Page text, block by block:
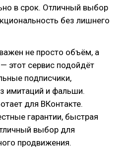
в срок. Отличный выбор
без лишнего
не просто объём, а
этот сервис подойдёт
подписчики,
имитаций и фальши.
для ВКонтакте.
гарантии, быстрая
выбор для
продвижения.